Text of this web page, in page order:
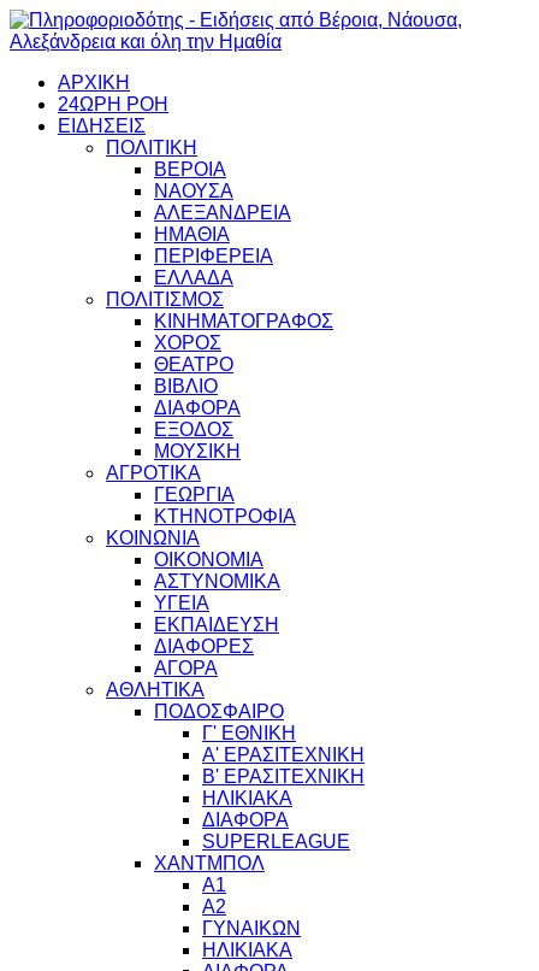
ΑΡΧΙΚΗ
24ΩΡΗ ΡΟΗ
ΕΙΔΗΣΕΙΣ
ΠΟΛΙΤΙΚΗ
ΒΕΡΟΙΑ
ΝΑΟΥΣΑ
ΑΛΕΞΑΝΔΡΕΙΑ
ΗΜΑΘΙΑ
ΠΕΡΙΦΕΡΕΙΑ
ΕΛΛΑΔΑ
ΠΟΛΙΤΙΣΜΟΣ
ΚΙΝΗΜΑΤΟΓΡΑΦΟΣ
ΧΟΡΟΣ
ΘΕΑΤΡΟ
ΒΙΒΛΙΟ
ΔΙΑΦΟΡΑ
ΕΞΟΔΟΣ
ΜΟΥΣΙΚΗ
ΑΓΡΟΤΙΚΑ
ΓΕΩΡΓΙΑ
ΚΤΗΝΟΤΡΟΦΙΑ
ΚΟΙΝΩΝΙΑ
ΟΙΚΟΝΟΜΙΑ
ΑΣΤΥΝΟΜΙΚΑ
ΥΓΕΙΑ
ΕΚΠΑΙΔΕΥΣΗ
ΔΙΑΦΟΡΕΣ
ΑΓΟΡΑ
ΑΘΛΗΤΙΚΑ
ΠΟΔΟΣΦΑΙΡΟ
Γ' ΕΘΝΙΚΗ
Α' ΕΡΑΣΙΤΕΧΝΙΚΗ
Β' ΕΡΑΣΙΤΕΧΝΙΚΗ
ΗΛΙΚΙΑΚΑ
ΔΙΑΦΟΡΑ
SUPERLEAGUE
ΧΑΝΤΜΠΟΛ
Α1
Α2
ΓΥΝΑΙΚΩΝ
ΗΛΙΚΙΑΚΑ